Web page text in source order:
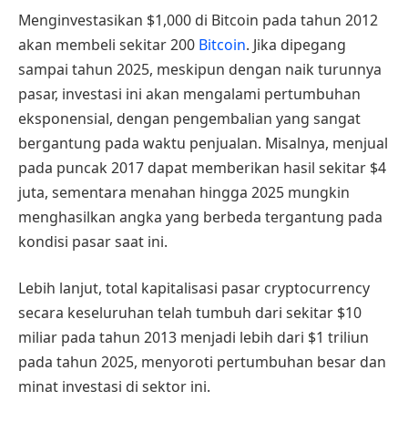
Menginvestasikan $1,000 di Bitcoin pada tahun 2012
akan membeli sekitar 200 Bitcoin. Jika dipegang
sampai tahun 2025, meskipun dengan naik turunnya
pasar, investasi ini akan mengalami pertumbuhan
eksponensial, dengan pengembalian yang sangat
bergantung pada waktu penjualan. Misalnya, menjual
pada puncak 2017 dapat memberikan hasil sekitar $4
juta, sementara menahan hingga 2025 mungkin
menghasilkan angka yang berbeda tergantung pada
kondisi pasar saat ini.
Lebih lanjut, total kapitalisasi pasar cryptocurrency
secara keseluruhan telah tumbuh dari sekitar $10
miliar pada tahun 2013 menjadi lebih dari $1 triliun
pada tahun 2025, menyoroti pertumbuhan besar dan
minat investasi di sektor ini.